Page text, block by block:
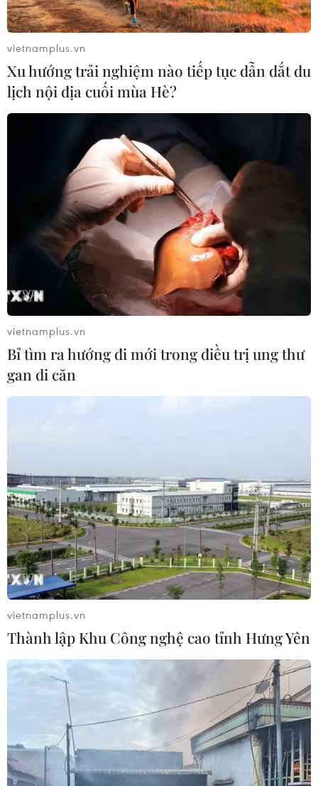
TIN CÙNG CHUYÊN MỤC
Bánh xèo tôm nhảy - món ăn phải
thử khi đến Quy Nhơn
07/08/2026 00:00
vietnamplus.vn
Xu hướng trải nghiệm nào tiếp tục dẫn dắt du
lịch nội địa cuối mùa Hè?
vietnamplus.vn
Bỉ tìm ra hướng đi mới trong điều trị ung thư
gan di căn
vietnamplus.vn
Thành lập Khu Công nghệ cao tỉnh Hưng Yên